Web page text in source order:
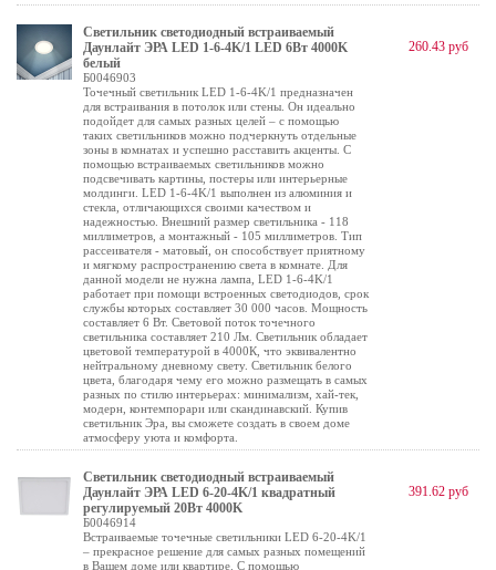
Светильник светодиодный встраиваемый
Даунлайт ЭРА LED 1-6-4K/1 LED 6Вт 4000K
белый
Б0046903
Точечный светильник LED 1-6-4K/1 предназначен
для встраивания в потолок или стены. Он идеально
подойдет для самых разных целей – с помощью
таких светильников можно подчеркнуть отдельные
зоны в комнатах и успешно расставить акценты. С
помощью встраиваемых светильников можно
подсвечивать картины, постеры или интерьерные
молдинги. LED 1-6-4K/1 выполнен из алюминия и
стекла, отличающихся своими качеством и
надежностью. Внешний размер светильника - 118
миллиметров, а монтажный - 105 миллиметров. Тип
рассеивателя - матовый, он способствует приятному
и мягкому распространению света в комнате. Для
данной модели не нужна лампа, LED 1-6-4K/1
работает при помощи встроенных светодиодов, срок
службы которых составляет 30 000 часов. Мощность
составляет 6 Вт. Световой поток точечного
светильника составляет 210 Лм. Светильник обладает
цветовой температурой в 4000К, что эквивалентно
нейтральному дневному свету. Светильник белого
цвета, благодаря чему его можно размещать в самых
разных по стилю интерьерах: минимализм, хай-тек,
модерн, контемпорари или скандинавский. Купив
светильник Эра, вы сможете создать в своем доме
атмосферу уюта и комфорта.
260.43 руб
Светильник светодиодный встраиваемый
Даунлайт ЭРА LED 6-20-4K/1 квадратный
регулируемый 20Вт 4000K
Б0046914
Встраиваемые точечные светильники LED 6-20-4K/1
– прекрасное решение для самых разных помещений
в Вашем доме или квартире. С помощью
391.62 руб